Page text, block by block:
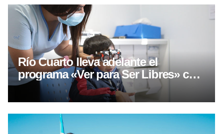
Río Cuarto lleva adelante el
programa «Ver para Ser Libres» con
controles oftalmológicos y entrega
gratuita de lentes